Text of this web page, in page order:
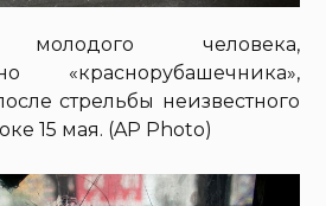
человека,
«краснорубашечника»,
стрельбы неизвестного
15 мая. (AP Photo)